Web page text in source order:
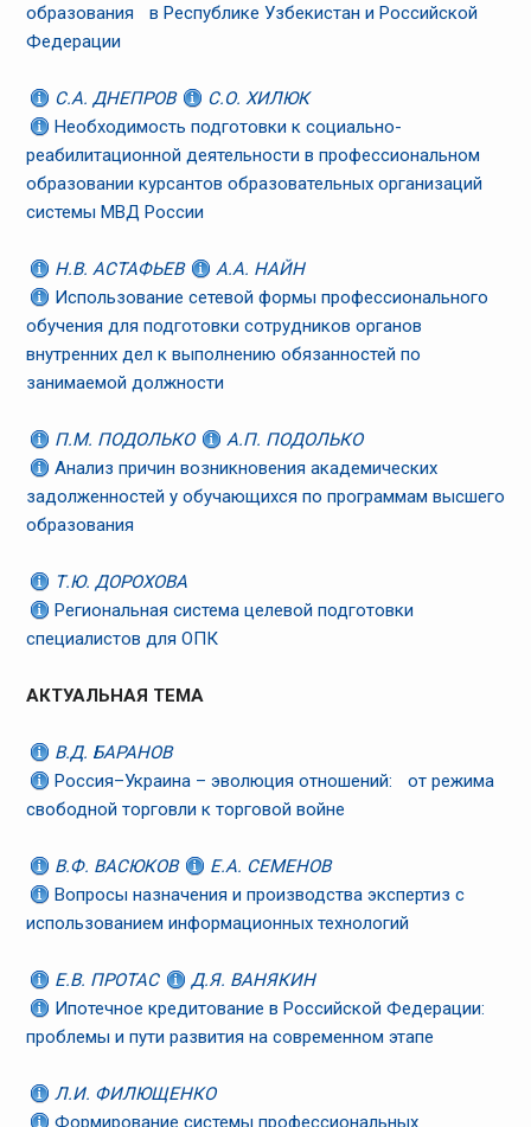
образования в Республике Узбекистан и Российской
Федерации
С.А. ДНЕПРОВ
С.О. ХИЛЮК
Необходимость подготовки к социально-
реабилитационной деятельности в профессиональном
образовании курсантов образовательных организаций
системы МВД России
Н.В. АСТАФЬЕВ
А.А. НАЙН
Использование сетевой формы профессионального
обучения для подготовки сотрудников органов
внутренних дел к выполнению обязанностей по
занимаемой должности
П.М. ПОДОЛЬКО
А.П. ПОДОЛЬКО
Анализ причин возникновения академических
задолженностей у обучающихся по программам высшего
образования
Т.Ю. ДОРОХОВА
Региональная система целевой подготовки
специалистов для ОПК
АКТУАЛЬНАЯ ТЕМА
В.Д. БАРАНОВ
Россия–Украина – эволюция отношений: от режима
свободной торговли к торговой войне
В.Ф. ВАСЮКОВ
Е.А. СЕМЕНОВ
Вопросы назначения и производства экспертиз с
использованием информационных технологий
Е.В. ПРОТАС
Д.Я. ВАНЯКИН
Ипотечное кредитование в Российской Федерации:
проблемы и пути развития на современном этапе
Л.И. ФИЛЮЩЕНКО
Формирование системы профессиональных